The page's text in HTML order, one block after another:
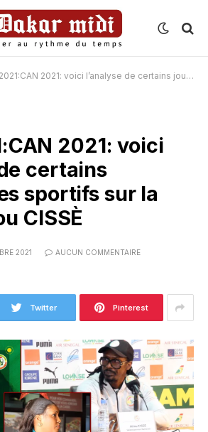
2021: voici l’analyse de certains journalistes sportifs sur la liste d Aliou CISSÈ
2021: voici
certains
sportifs sur la
CISSÈ
2021 AUCUN COMMENTAIRE
Twitter Pinterest